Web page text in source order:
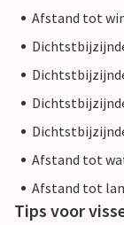
Afstand tot
Afstand tot
Afstand tot
Tips voor